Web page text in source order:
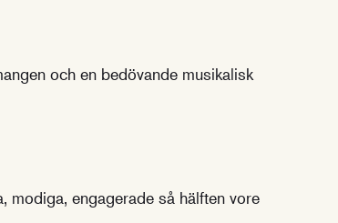
och en bedövande musikalisk
modiga, engagerade så hälften vore